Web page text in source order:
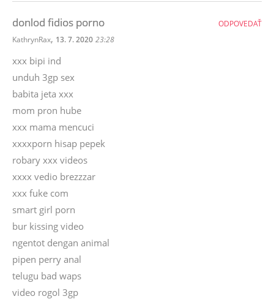
donlod fidios porno
KathrynRax, 13. 7. 2020 23:28
xxx bipi ind
unduh 3gp sex
babita jeta xxx
mom pron hube
xxx mama mencuci
xxxxporn hisap pepek
robary xxx videos
xxxx vedio brezzzar
xxx fuke com
smart girl porn
bur kissing video
ngentot dengan animal
pipen perry anal
telugu bad waps
video rogol 3gp
ODPOVEDAŤ